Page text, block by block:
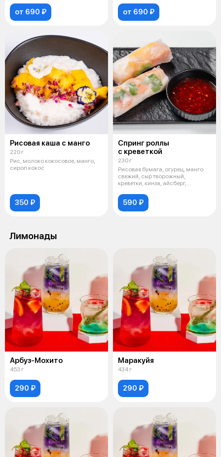
от 690 ₽ от 690 ₽
Рисовая каша с манго
220 г
Рис, молоко кокосовое, манго,
сироп кокос
350 ₽
Спринг роллы
с креветкой
230 г
Рисовая бумага, огурец, манго
свежий, сыр творожный,
креветки, кинза, айсберг,
590 ₽
Лимонады
Арбуз-Мохито
453 г
290 ₽
Маракуйя
434 г
290 ₽